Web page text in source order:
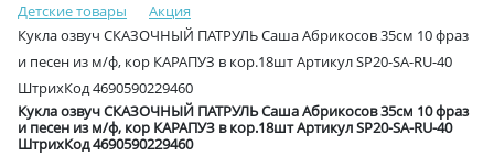
Детские товары
Акция
Кукла озвуч СКАЗОЧНЫЙ ПАТРУЛЬ Саша Абрикосов 35см 10 фраз
и песен из м/ф, кор КАРАПУЗ в кор.18шт Артикул SP20-SA-RU-40
ШтрихКод 4690590229460
Кукла озвуч СКАЗОЧНЫЙ ПАТРУЛЬ Саша Абрикосов 35см 10 фраз
и песен из м/ф, кор КАРАПУЗ в кор.18шт Артикул SP20-SA-RU-40
ШтрихКод 4690590229460